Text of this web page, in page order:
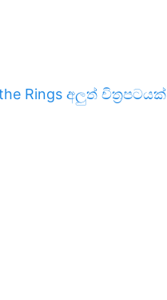
Rings අලුත් චිත්‍රපටයක්